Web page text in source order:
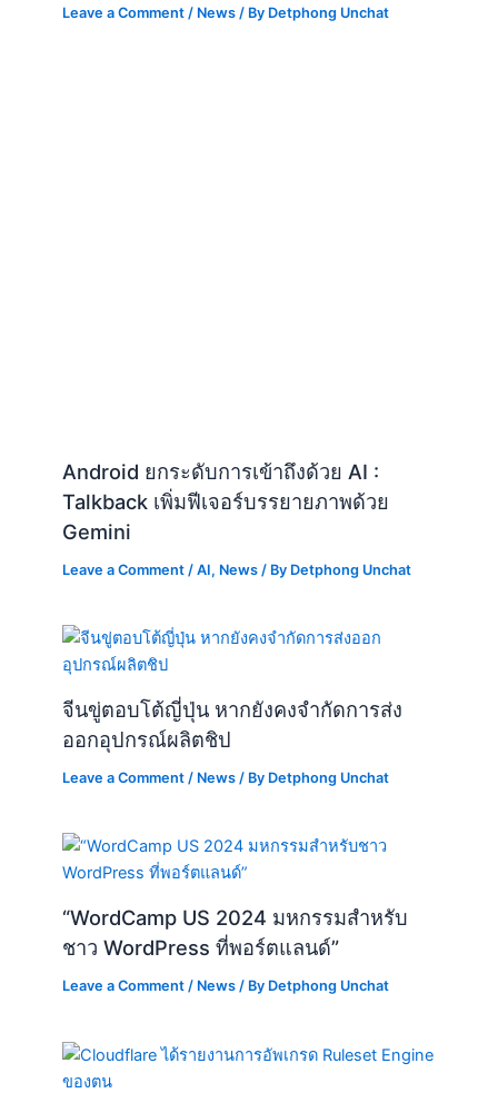
Leave a Comment / News / By Detphong Unchat
Android ยกระดับการเข้าถึงด้วย AI :
Talkback เพิ่มฟีเจอร์บรรยายภาพด้วย
Gemini
Leave a Comment /AI, News / By Detphong Unchat
จีนขู่ตอบโต้ญี่ปุ่น หากยังคงจำกัดการส่ง
ออกอุปกรณ์ผลิตชิป
Leave a Comment / News / By Detphong Unchat
“WordCamp US 2024 มหกรรมสำหรับ
ชาว WordPress ที่พอร์ตแลนด์”
Leave a Comment / News / By Detphong Unchat